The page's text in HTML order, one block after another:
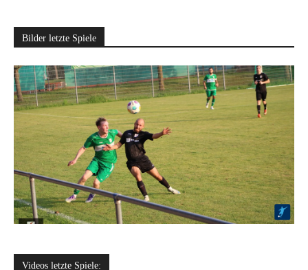
Bilder letzte Spiele
Videos letzte Spiele: